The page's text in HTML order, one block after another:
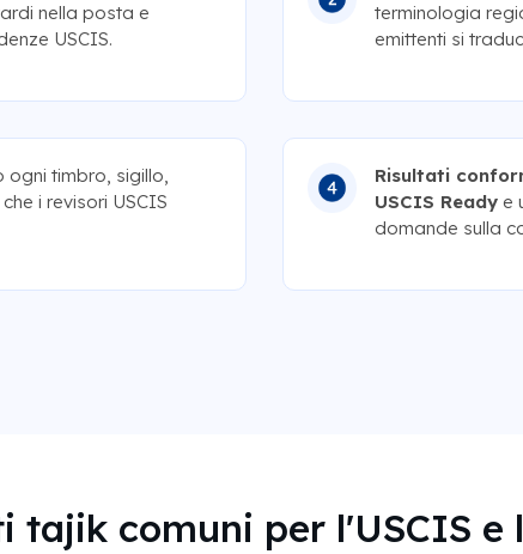
nella posta e
USCIS.
terminologia
emittenti si
ogni timbro, sigillo,
i revisori USCIS
Risultati
USCIS Ready e
domande sulla
tajik comuni per l'USCIS e